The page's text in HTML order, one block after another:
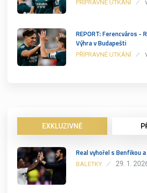
PŘÍPRAVNÉ UTKÁNÍ
REPORT: Ferencváros -
Výhra v Budapešti
PŘÍPRAVNÉ UTKÁNÍ
EXKLUZIVNĚ
Real vyhořel s Benfikou
BALETKY 29. 1.